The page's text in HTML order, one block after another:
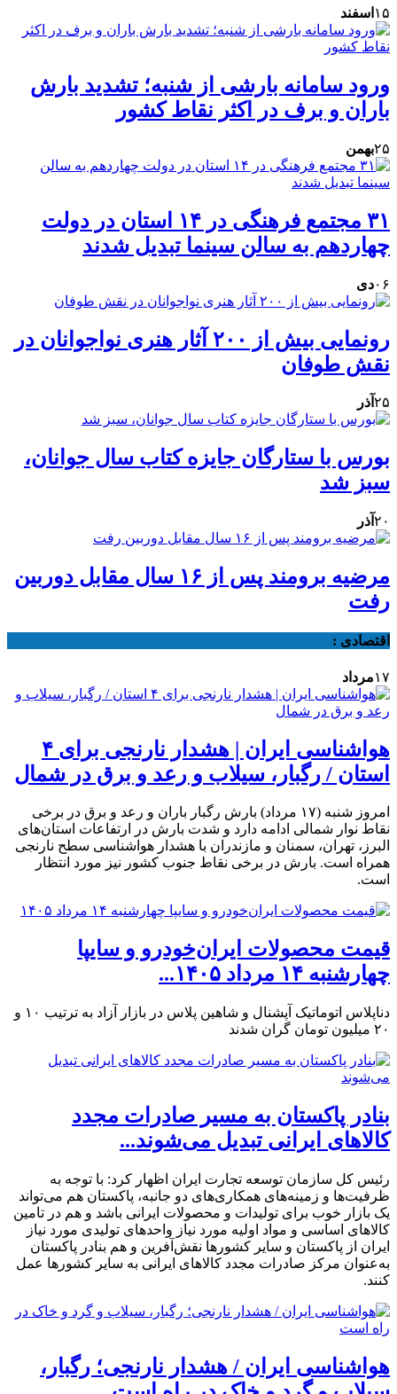
۱۵ اسفند
ورود سامانه بارشی از شنبه؛ تشدید بارش
باران و برف در اکثر نقاط کشور
۲۵بهمن
۳۱ مجتمع فرهنگی در ۱۴ استان در دولت
چهاردهم به سالن سینما تبدیل شدند
۰۶دی
رونمایی بیش از ۲۰۰ آثار هنری نواجوانان در
نقش طوفان
۲۵ آذر
بورس با ستارگان جایزه کتاب سال جوانان،
سبز شد
۲۰ آذر
مرضیه برومند پس از ۱۶ سال مقابل دوربین
رفت
اقتصادی :
۱۷مرداد
هواشناسی ایران | هشدار نارنجی برای ۴
استان / رگبار، سیلاب و رعد و برق در شمال
امروز شنبه (۱۷ مرداد) بارش رگبار باران و رعد و برق در برخی
نقاط نوار شمالی ادامه دارد و شدت بارش در ارتفاعات استان‌های
البرز، تهران، سمنان و مازندران با هشدار هواشناسی سطح نارنجی
همراه است. بارش در برخی نقاط جنوب کشور نیز مورد انتظار
است.
قیمت محصولات ایران‌خودرو و سایپا
چهارشنبه ۱۴ مرداد ۱۴۰۵...
دناپلاس اتوماتیک آپشنال و شاهین پلاس در بازار آزاد به ترتیب ۱۰ و
۲۰ میلیون تومان گران شدند
بنادر پاکستان به مسیر صادرات مجدد
کالاهای ایرانی تبدیل می‌شوند...
رئیس کل سازمان توسعه تجارت ایران اظهار کرد: با توجه به
ظرفیت‌ها و زمینه‌های همکاری‌های دو جانبه، پاکستان هم می‌تواند
یک بازار خوب برای تولیدات و محصولات ایرانی باشد و هم در تامین
کالاهای اساسی و مواد اولیه مورد نیاز واحدهای تولیدی مورد نیاز
ایران از پاکستان و سایر کشورها نقش‌آفرین و هم بنادر پاکستان
به‌عنوان مرکز صادرات مجدد کالاهای ایرانی به سایر کشورها عمل
کنند.
هواشناسی ایران / هشدار نارنجی؛ رگبار،